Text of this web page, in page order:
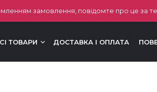
замовлення, повідомте про це за
ТОВАРИ ДОСТАВКА І ОПЛАТА